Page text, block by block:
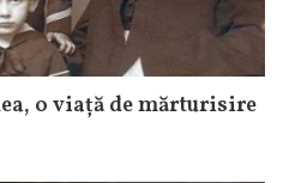
o viață de mărturisire